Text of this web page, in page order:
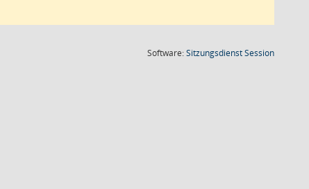
Software:SitzungsdienstSession(Wird in